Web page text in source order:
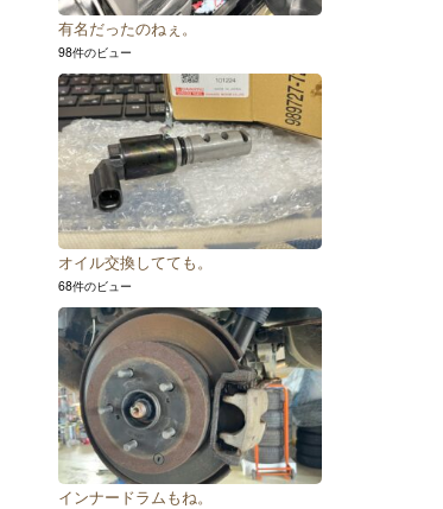
有名だったのねぇ。
98件のビュー
オイル交換してても。
68件のビュー
インナードラムもね。